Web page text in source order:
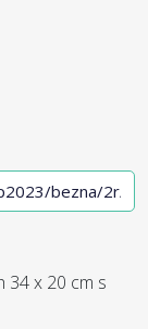
34 x 20 cm s